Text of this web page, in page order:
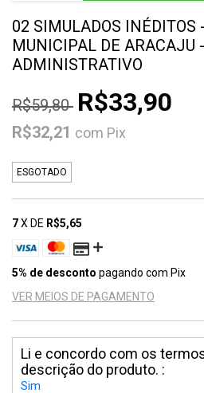
02 SIMULADOS INÉDITOS
MUNICIPAL DE ARACAJU
ADMINISTRATIVO
R$59,80 R$33,90
R$32,21 com Pix
ESGOTADO
7X DE R$5,65
5% de desconto pagando com Pix
VER MEIOS DE PAGAMENTO
Li e concordo com os
descrição do produto. :
Sim